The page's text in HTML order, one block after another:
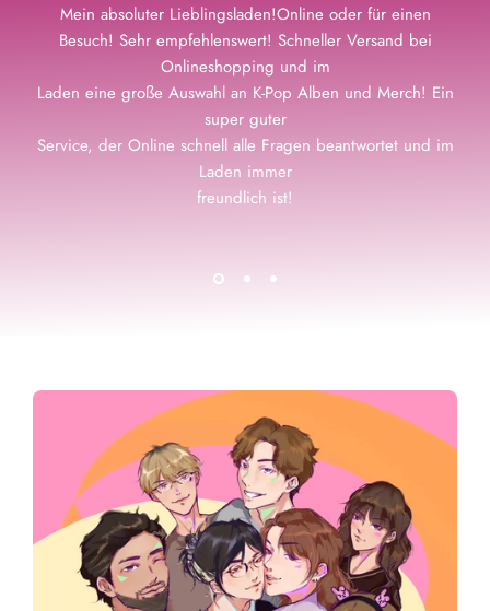
Mein absoluter Lieblingsladen!Online oder für einen
Besuch! Sehr empfehlenswert! Schneller Versand bei
Onlineshopping und im
Laden eine große Auswahl an K-Pop Alben und Merch! Ein
super guter
Service, der Online schnell alle Fragen beantwortet und im
Laden immer
freundlich ist!